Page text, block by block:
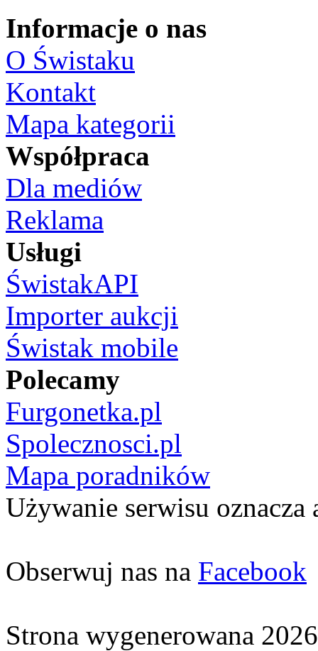
Informacje o nas
O Świstaku
Kontakt
Mapa kategorii
Współpraca
Dla mediów
Reklama
Usługi
ŚwistakAPI
Importer aukcji
Świstak mobile
Polecamy
Furgonetka.pl
Spolecznosci.pl
Mapa poradników
Używanie serwisu oznacza
Obserwuj nas na Facebook
Strona wygenerowana